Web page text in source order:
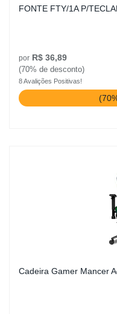
FONTE FTY/1A P/
por R$ 36,89
(70% de desconto)
8 Avalições Positivas!
Cadeira Gamer Mancer